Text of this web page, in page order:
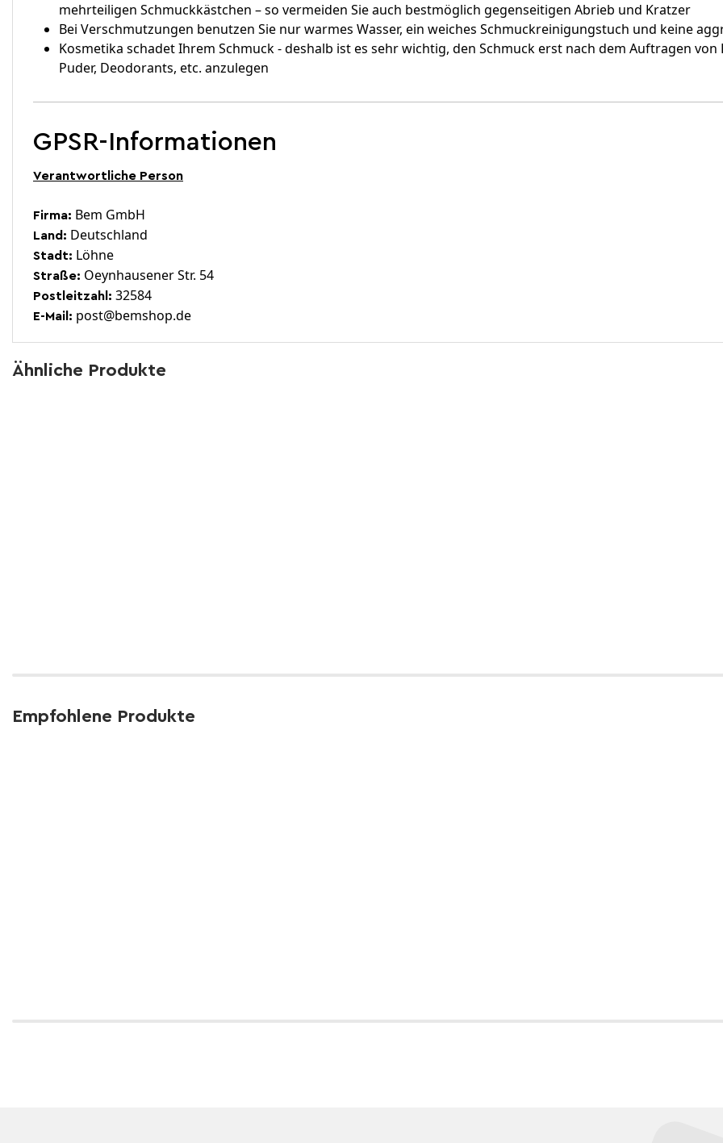
mehrteiligen Schmuckkästchen – so vermeiden Sie auch bestmöglich gegenseitigen Abrieb und Kratzer
Bei Verschmutzungen benutzen Sie nur warmes Wasser, ein weiches Schmuckreinigungstuch und keine
Kosmetika schadet Ihrem Schmuck - deshalb ist es sehr wichtig, den Schmuck erst nach dem Auftragen
Puder, Deodorants, etc. anzulegen
GPSR-Informationen
Verantwortliche Person
Firma: Bem GmbH
Land: Deutschland
Stadt: Löhne
Straße: Oeynhausener Str. 54
Postleitzahl: 32584
E-Mail: post@bemshop.de
Ähnliche Produkte
Empfohlene Produkte